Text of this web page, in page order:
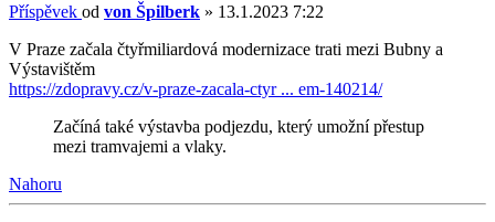
Příspěvek od von Špilberk » 13.1.2023 7:22
V Praze začala čtyřmiliardová modernizace trati mezi Bubny a
Výstavištěm
https://zdopravy.cz/v-praze-zacala-ctyr ... em-140214/
Začíná také výstavba podjezdu, který umožní přestup
mezi tramvajemi a vlaky.
Nahoru